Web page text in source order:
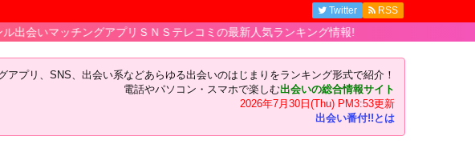
チングアプリＳＮＳテレコミの最新人気ランキング情報!
アプリ、SNS、出会い系などあらゆる出会いのはじまりをランキング形式で紹介！
電話やパソコン・スマホで楽しむ出会いの総合情報サイト
2026年7月30日(Thu) PM3:53更新
出会い番付!!とは
Twitter RSS